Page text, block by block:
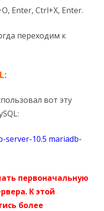
Enter, Ctrl+X, Enter.
переходим к
вот эту
server-10.5 mariadb-
первоначальную
К этой
более